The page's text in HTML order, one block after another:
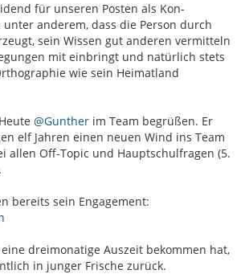
für unseren Posten als Kon-
anderem, dass die Person durch
sein Wissen gut anderen vermitteln
mit einbringt und natürlich stets
wie sein Heimatland
@Gunther im Team begrüßen. Er
elf Jahren einen neuen Wind ins Team
allen Off-Topic und Hauptschulfragen (5.
bereits sein Engagement:
dreimonatige Auszeit bekommen hat,
in junger Frische zurück.